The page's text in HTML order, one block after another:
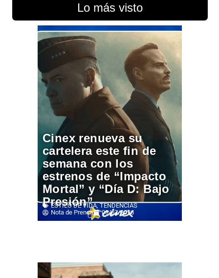
Lo más visto
Cinex renueva su
cartelera este fin de
semana con los
estrenos de “Impacto
Mortal” y “Día D: Bajo
Presión”
ESTILO DE VIDA,TENDENCIAS
Nota de Prensa
08/07/2026